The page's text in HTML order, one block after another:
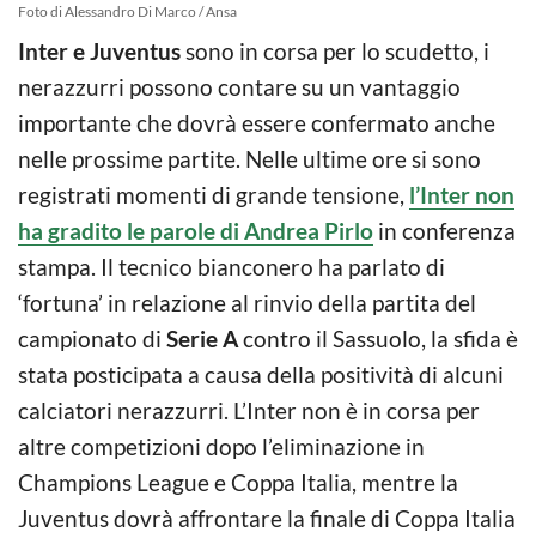
Foto di Alessandro Di Marco / Ansa
Inter e Juventussono in corsa per lo scudetto, i
nerazzurri possono contare su un vantaggio
importante che dovrà essere confermato anche
nelle prossime partite. Nelle ultime ore si sono
registrati momenti di grande tensione, l’Inter non
ha gradito le parole di Andrea Pirlo in conferenza
stampa. Il tecnico bianconero ha parlato di
‘fortuna’ in relazione al rinvio della partita del
campionato di Serie Acontro il Sassuolo, la sfida è
stata posticipata a causa della positività di alcuni
calciatori nerazzurri. L’Inter non è in corsa per
altre competizioni dopo l’eliminazione in
Champions League e Coppa Italia, mentre la
Juventus dovrà affrontare la finale di Coppa Italia